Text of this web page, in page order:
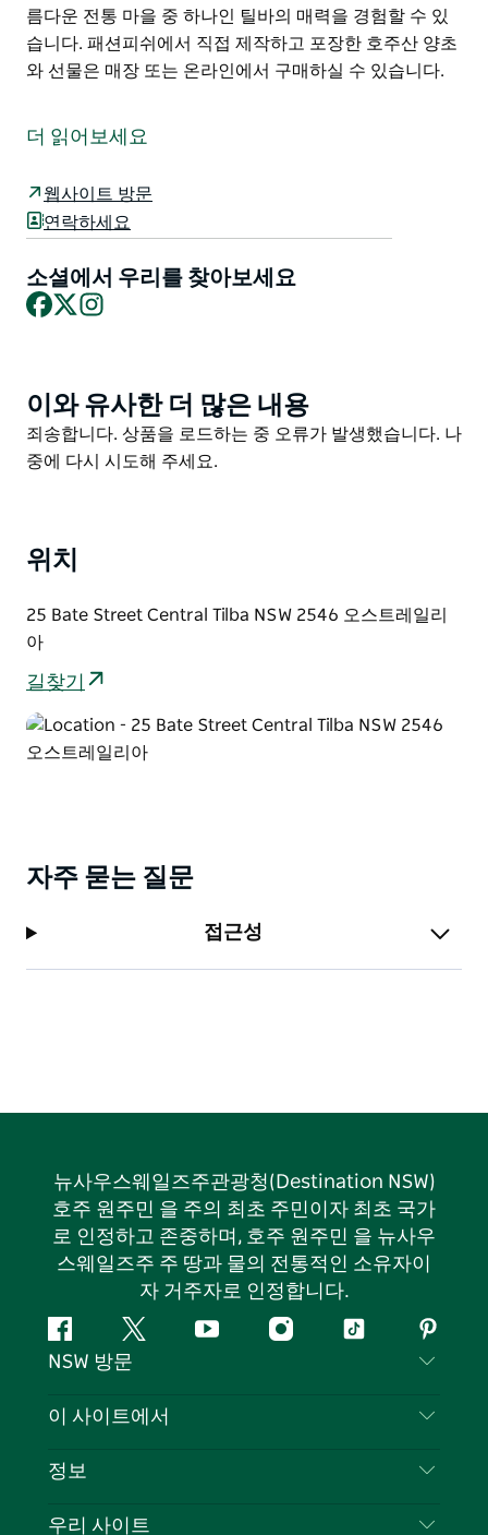
름다운 전통 마을 중 하나인 틸바의 매력을 경험할 수 있
습니다. 패션피쉬에서 직접 제작하고 포장한 호주산 양초
와 선물은 매장 또는 온라인에서 구매하실 수 있습니다.
트럴 틸바에 위치한 수제 양초 및 선물 전문점입니다.
나무 심지 양초 리드 디퓨저 소이 왁스 멜트 룸 스프레이
홈 프래그런스 선물 등으로 유명합니다.
방문객들은 센트럴 틸바 매장을 둘러보며 지역에서 영감
을 받은 향기를 발견하고 정성 가득한 선물을 고르고 남부
수 있습니다.
더 읽어보세요
웹사이트 방문
연락하세요
소셜에서 우리를 찾아보세요
Facebook
X
Product
List
이와 유사한 더 많은 내용
Product
List
죄송합니다. 상품을 로드하는 중 오류가 발생했습니다. 나
중에 다시 시도해 주세요.
위치
25 Bate Street Central Tilba NSW 2546 오스트레일리
아
길찾기
자주 묻는 질문
접근성
뉴사우스웨일즈주관광청(Destination NSW)
호주 원주민 을 주의 최초 주민이자 최초 국가
로 인정하고 존중하며, 호주 원주민 을 뉴사우
스웨일즈주 주 땅과 물의 전통적인 소유자이
자 거주자로 인정합니다.
페
이
북
지
다
유
인
틱
핀
터
스
NSW 방문
문의하기
쿠키 고지
이 사이트에서
목적지
정보
여행 정보
우리 사이트